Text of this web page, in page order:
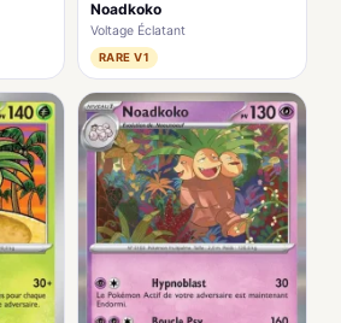
Noadkoko
Voltage Éclatant
RARE V1